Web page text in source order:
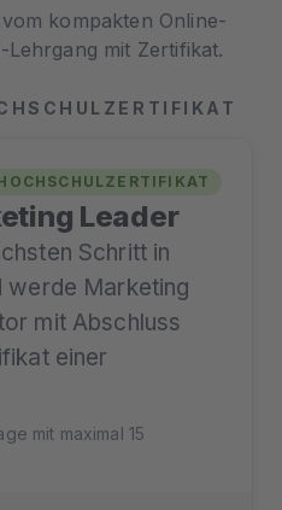
kompakten Online-
mit Zertifikat.
Leader
Schritt in
werde Marketing
mit Abschluss
einer
mit maximal 15